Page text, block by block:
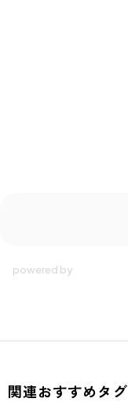
関連おすすめタグ